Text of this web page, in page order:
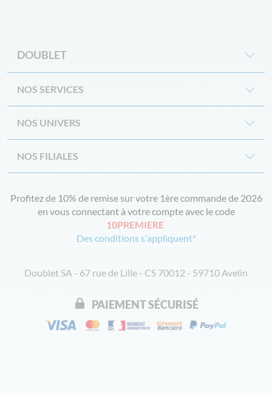
DOUBLET
NOS SERVICES
NOS UNIVERS
NOS FILIALES
Profitez de 10% de remise sur votre 1ère commande de 2026
en vous connectant à votre compte avec le code
10PREMIERE
Des conditions s'appliquent*
Doublet SA - 67 rue de Lille - CS 70012 - 59710 Avelin
PAIEMENT SÉCURISÉ